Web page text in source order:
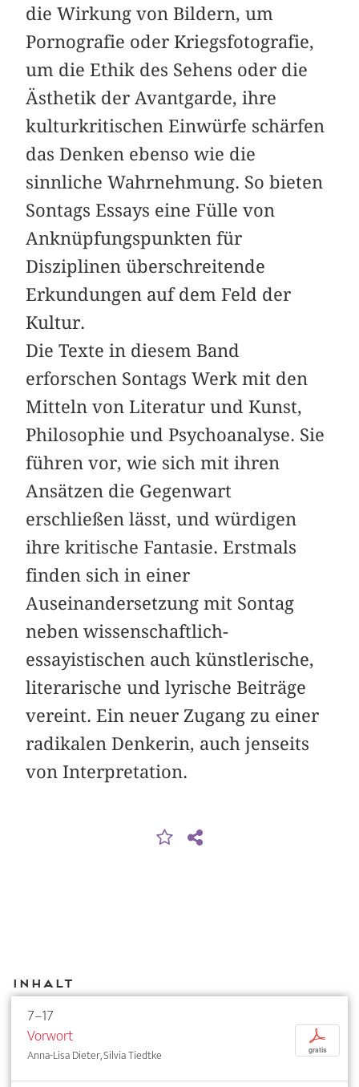
die Wirkung von Bildern, um
Pornografie oder Kriegsfotografie,
um die Ethik des Sehens oder die
Ästhetik der Avantgarde, ihre
kulturkritischen Einwürfe schärfen
das Denken ebenso wie die
sinnliche Wahrnehmung. So bieten
Sontags Essays eine Fülle von
Anknüpfungspunkten für
Disziplinen überschreitende
Erkundungen auf dem Feld der
Kultur.
Die Texte in diesem Band
erforschen Sontags Werk mit den
Mitteln von Literatur und Kunst,
Philosophie und Psychoanalyse. Sie
führen vor, wie sich mit ihren
Ansätzen die Gegenwart
erschließen lässt, und würdigen
ihre kritische Fantasie. Erstmals
finden sich in einer
Auseinandersetzung mit Sontag
neben wissenschaftlich-
essayistischen auch künstlerische,
literarische und lyrische Beiträge
vereint. Ein neuer Zugang zu einer
radikalen Denkerin, auch jenseits
von Interpretation.
Inhalt
7–17
Vorwort
Anna-Lisa Dieter, Silvia Tiedtke
p
gratis